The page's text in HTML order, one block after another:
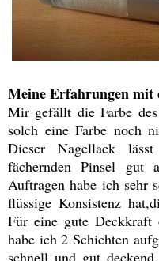
Meine Erfahrungen mit
Mir gefällt die Farbe
solch eine Farbe noch
Dieser Nagellack
fächernden Pinsel gut
Auftragen habe ich sehr
flüssige Konsistenz
Für eine gute Deckkraft
habe ich 2 Schichten
schnell und gut